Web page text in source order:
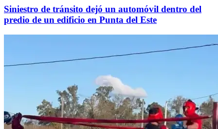
Siniestro de tránsito dejó un automóvil dentro del
predio de un edificio en Punta del Este